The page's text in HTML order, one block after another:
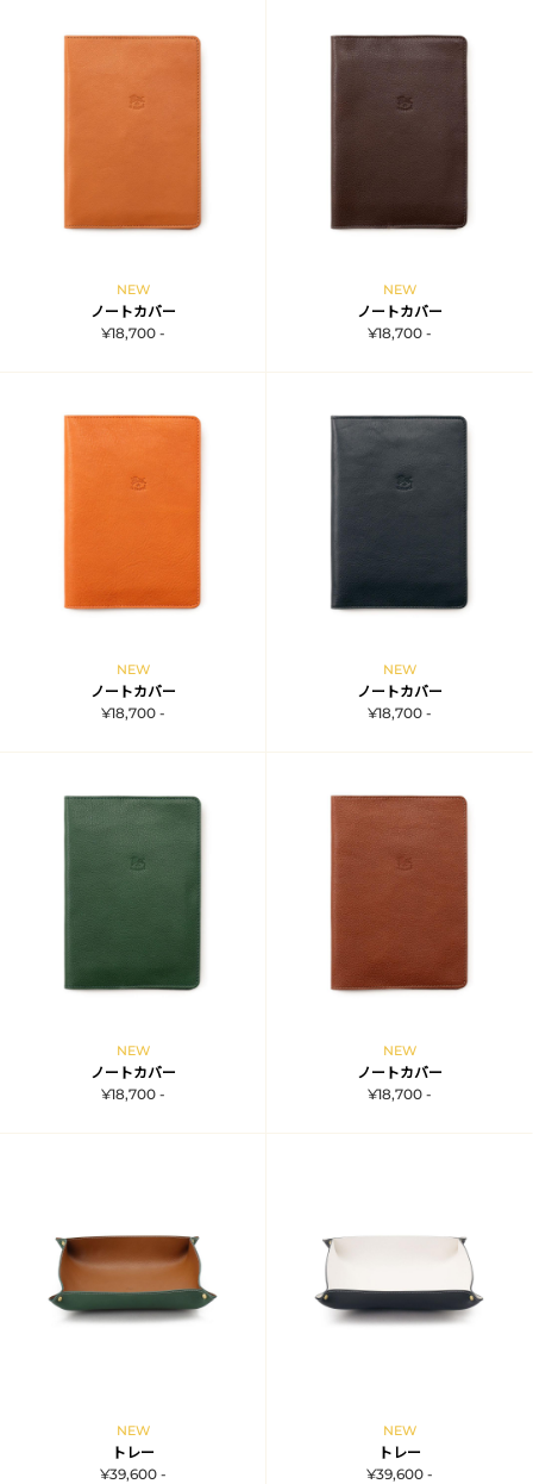
NEW
ノートカバー
¥18,700 -
NEW
ノートカバー
¥18,700 -
NEW
ノートカバー
¥18,700 -
NEW
ノートカバー
¥18,700 -
NEW
ノートカバー
¥18,700 -
NEW
ノートカバー
¥18,700 -
NEW
トレー
¥39,600 -
NEW
トレー
¥39,600 -